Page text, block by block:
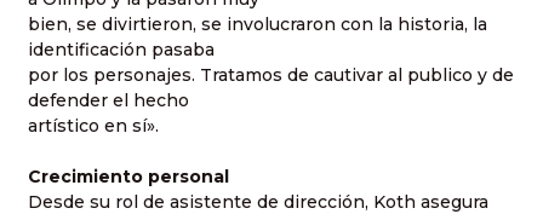
bien, se divirtieron, se involucraron con la historia, la
identificación pasaba
por los personajes. Tratamos de cautivar al publico y de
defender el hecho
artístico en sí».
Crecimiento personal
Desde su rol de asistente de dirección, Koth asegura